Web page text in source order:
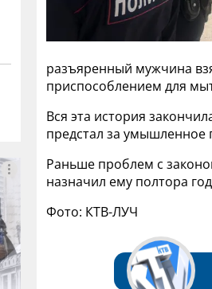
разъяренный мужчина
приспособлением для
Вся эта история
предстал за умышленное
Раньше проблем с
назначил ему полтора
Фото: КТВ-ЛУЧ